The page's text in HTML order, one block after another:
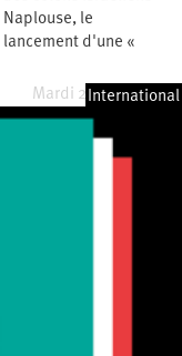
le
d'une «
Mardi 28 juillet 2026
International